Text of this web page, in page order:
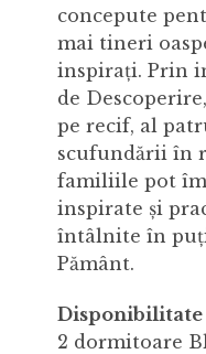
concepute
mai tineri
inspirați. Prin
de
pe recif, al
scufundării în
familiile pot
inspirate și
întâlnite în
Pământ.
Disponibilitate
2 dormitoare